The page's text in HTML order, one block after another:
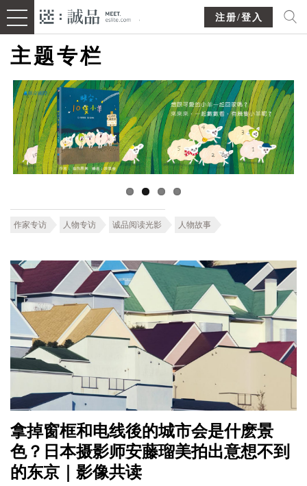
注册/登入
主题专栏
作家专访 人物专访 诚品阅读光影 人物故事
拿掉窗框和电线後的城市会是什麽景
色？日本摄影师安藤瑠美拍出意想不到
的东京｜影像共读